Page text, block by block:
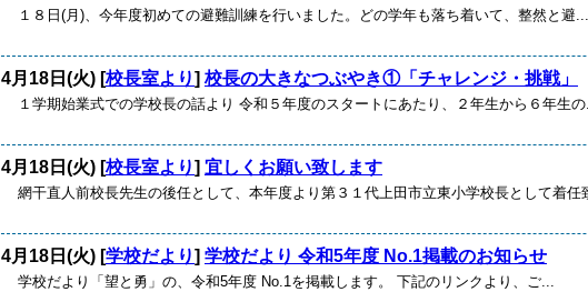
１８日(月)、今年度初めての避難訓練を行いました。どの学年も落ち着いて、整然と避...
4月18日(火) [校長室より] 校長の大きなつぶやき①「チャレンジ・挑戦」
１学期始業式での学校長の話より 令和５年度のスタートにあたり、２年生から６年生の
4月18日(火) [校長室より] 宜しくお願い致します
網干直人前校長先生の後任として、本年度より第３１代上田市立東小学校長として着任
4月18日(火) [学校だより] 学校だより 令和5年度 No.1掲載のお知らせ
学校だより「望と勇」の、令和5年度 No.1を掲載します。 下記のリンクより、ご...